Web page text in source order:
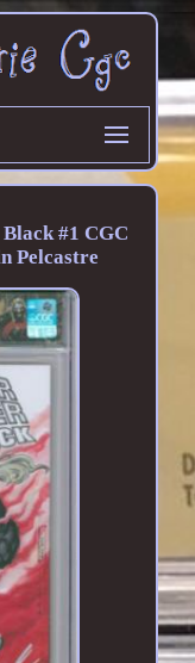
#1 CGC
Pelcastre